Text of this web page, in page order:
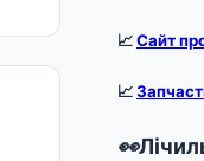
📈Сайт
📈
👀